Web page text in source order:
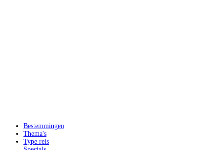
Bestemmingen
Thema's
Type reis